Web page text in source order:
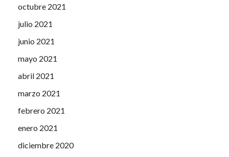
octubre 2021
julio 2021
junio 2021
mayo 2021
abril 2021
marzo 2021
febrero 2021
enero 2021
diciembre 2020